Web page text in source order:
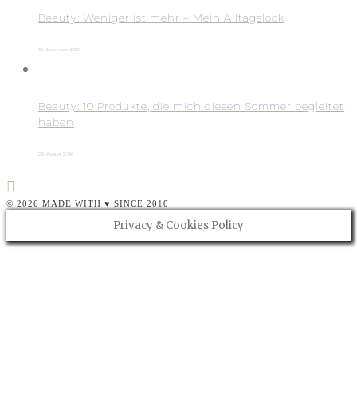
Beauty: Weniger ist mehr – Mein Alltagslook
13. November 2016
Beauty: 10 Produkte, die mich diesen Sommer begleitet
haben
29. August 2016
© 2026 MADE WITH ♥ SINCE 2010
Privacy & Cookies Policy